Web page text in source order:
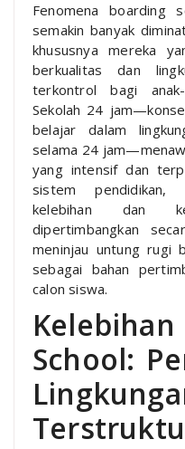
Fenomena boarding
semakin banyak
khususnya mereka
berkualitas dan
terkontrol bagi anak-
Sekolah 24
belajar dalam
selama 24
yang intensif dan
sistem pendidikan,
kelebihan dan
dipertimbangkan
meninjau untung rugi
sebagai bahan
calon siswa.
School: